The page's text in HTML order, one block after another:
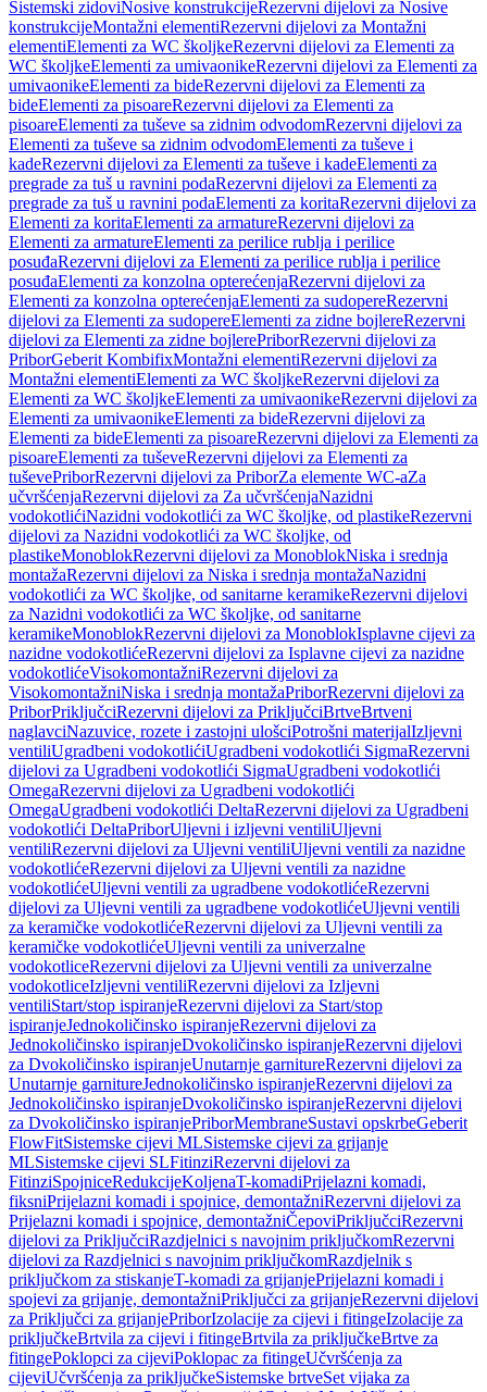
Sistemski zidoviNosive konstrukcijeRezervni dijelovi za Nosive
konstrukcijeMontažni elementiRezervni dijelovi za Montažni
elementiElementi za WC školjkeRezervni dijelovi za Elementi za
WC školjkeElementi za umivaonikeRezervni dijelovi za Elementi za
umivaonikeElementi za bideRezervni dijelovi za Elementi za
bideElementi za pisoareRezervni dijelovi za Elementi za
pisoareElementi za tuševe sa zidnim odvodomRezervni dijelovi za
Elementi za tuševe sa zidnim odvodomElementi za tuševe i
kadeRezervni dijelovi za Elementi za tuševe i kadeElementi za
pregrade za tuš u ravnini podaRezervni dijelovi za Elementi za
pregrade za tuš u ravnini podaElementi za koritaRezervni dijelovi za
Elementi za koritaElementi za armatureRezervni dijelovi za
Elementi za armatureElementi za perilice rublja i perilice
posuđaRezervni dijelovi za Elementi za perilice rublja i perilice
posuđaElementi za konzolna opterećenjaRezervni dijelovi za
Elementi za konzolna opterećenjaElementi za sudopereRezervni
dijelovi za Elementi za sudopereElementi za zidne bojlereRezervni
dijelovi za Elementi za zidne bojlerePriborRezervni dijelovi za
PriborGeberit KombifixMontažni elementiRezervni dijelovi za
Montažni elementiElementi za WC školjkeRezervni dijelovi za
Elementi za WC školjkeElementi za umivaonikeRezervni dijelovi za
Elementi za umivaonikeElementi za bideRezervni dijelovi za
Elementi za bideElementi za pisoareRezervni dijelovi za Elementi za
pisoareElementi za tuševeRezervni dijelovi za Elementi za
tuševePriborRezervni dijelovi za PriborZa elemente WC-aZa
učvršćenjaRezervni dijelovi za Za učvršćenjaNazidni
vodokotlićiNazidni vodokotlići za WC školjke, od plastikeRezervni
dijelovi za Nazidni vodokotlići za WC školjke, od
plastikeMonoblokRezervni dijelovi za MonoblokNiska i srednja
montažaRezervni dijelovi za Niska i srednja montažaNazidni
vodokotlići za WC školjke, od sanitarne keramikeRezervni dijelovi
za Nazidni vodokotlići za WC školjke, od sanitarne
keramikeMonoblokRezervni dijelovi za MonoblokIsplavne cijevi za
nazidne vodokotlićeRezervni dijelovi za Isplavne cijevi za nazidne
vodokotlićeVisokomontažniRezervni dijelovi za
VisokomontažniNiska i srednja montažaPriborRezervni dijelovi za
PriborPriključciRezervni dijelovi za PriključciBrtveBrtveni
naglavciNazuvice, rozete i zastojni ulošciPotrošni materijalIzljevni
ventiliUgradbeni vodokotlićiUgradbeni vodokotlići SigmaRezervni
dijelovi za Ugradbeni vodokotlići SigmaUgradbeni vodokotlići
OmegaRezervni dijelovi za Ugradbeni vodokotlići
OmegaUgradbeni vodokotlići DeltaRezervni dijelovi za Ugradbeni
vodokotlići DeltaPriborUljevni i izljevni ventiliUljevni
ventiliRezervni dijelovi za Uljevni ventiliUljevni ventili za nazidne
vodokotlićeRezervni dijelovi za Uljevni ventili za nazidne
vodokotlićeUljevni ventili za ugradbene vodokotlićeRezervni
dijelovi za Uljevni ventili za ugradbene vodokotlićeUljevni ventili
za keramičke vodokotlićeRezervni dijelovi za Uljevni ventili za
keramičke vodokotlićeUljevni ventili za univerzalne
vodokotliceRezervni dijelovi za Uljevni ventili za univerzalne
vodokotliceIzljevni ventiliRezervni dijelovi za Izljevni
ventiliStart/stop ispiranjeRezervni dijelovi za Start/stop
ispiranjeJednokoličinsko ispiranjeRezervni dijelovi za
Jednokoličinsko ispiranjeDvokoličinsko ispiranjeRezervni dijelovi
za Dvokoličinsko ispiranjeUnutarnje garnitureRezervni dijelovi za
Unutarnje garnitureJednokoličinsko ispiranjeRezervni dijelovi za
Jednokoličinsko ispiranjeDvokoličinsko ispiranjeRezervni dijelovi
za Dvokoličinsko ispiranjePriborMembraneSustavi opskrbeGeberit
FlowFitSistemske cijevi MLSistemske cijevi za grijanje
MLSistemske cijevi SLFitinziRezervni dijelovi za
FitinziSpojniceRedukcijeKoljenaT-komadiPrijelazni komadi,
fiksniPrijelazni komadi i spojnice, demontažniRezervni dijelovi za
Prijelazni komadi i spojnice, demontažniČepoviPriključciRezervni
dijelovi za PriključciRazdjelnici s navojnim priključkomRezervni
dijelovi za Razdjelnici s navojnim priključkomRazdjelnik s
priključkom za stiskanjeT-komadi za grijanjePrijelazni komadi i
spojevi za grijanje, demontažniPriključci za grijanjeRezervni dijelovi
za Priključci za grijanjePriborIzolacije za cijevi i fitingeIzolacije za
priključkeBrtvila za cijevi i fitingeBrtvila za priključkeBrtve za
fitingePoklopci za cijeviPoklopac za fitingeUčvršćenja za
cijeviUčvršćenja za priključkeSistemske brtveSet vijaka za